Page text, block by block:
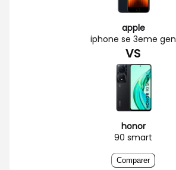
apple
iphone se 3eme gen
VS
honor
90 smart
Comparer